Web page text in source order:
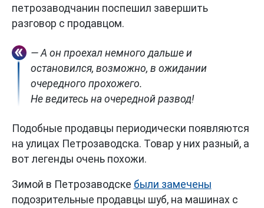
петрозаводчанин поспешил завершить
разговор с продавцом.
— А он проехал немного дальше и
остановился, возможно, в ожидании
очередного прохожего.
Не ведитесь на очередной развод!
Подобные продавцы периодически появляются
на улицах Петрозаводска. Товар у них разный, а
вот легенды очень похожи.
Зимой в Петрозаводске были замечены
подозрительные продавцы шуб, на машинах с